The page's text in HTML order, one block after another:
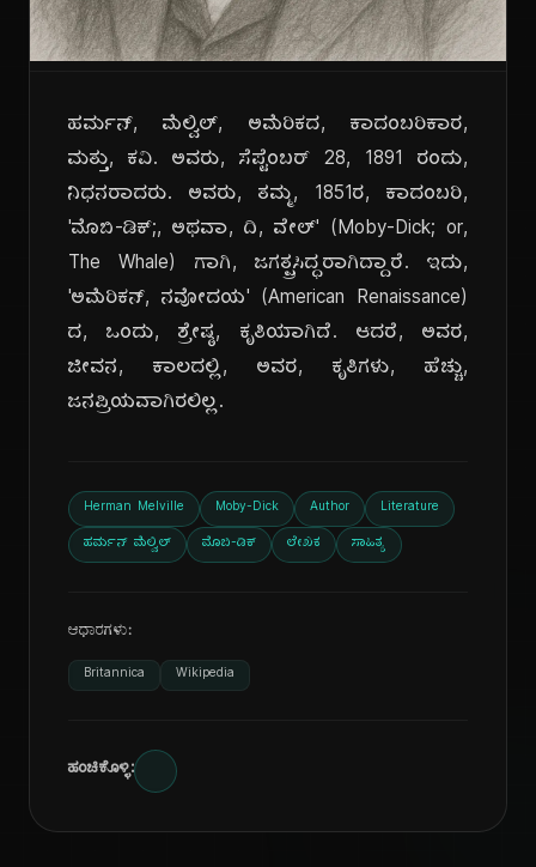
ಹರ್ಮನ್, ಮೆಲ್ವಿಲ್, ಅಮೆರಿಕದ, ಕಾದಂಬರಿಕಾರ,
ಮತ್ತು, ಕವಿ. ಅವರು, ಸೆಪ್ಟೆಂಬರ್ 28, 1891 ರಂದು,
ನಿಧನರಾದರು. ಅವರು, ತಮ್ಮ, 1851ರ, ಕಾದಂಬರಿ,
'ಮೊಬಿ-ಡಿಕ್;, ಅಥವಾ, ದಿ, ವೇಲ್' (Moby-Dick; or,
The Whale) ಗಾಗಿ, ಜಗತ್ಪ್ರಸಿದ್ಧರಾಗಿದ್ದಾರೆ. ಇದು,
'ಅಮೆರಿಕನ್, ನವೋದಯ' (American Renaissance)
ದ, ಒಂದು, ಶ್ರೇಷ್ಠ, ಕೃತಿಯಾಗಿದೆ. ಆದರೆ, ಅವರ,
ಜೀವನ, ಕಾಲದಲ್ಲಿ, ಅವರ, ಕೃತಿಗಳು, ಹೆಚ್ಚು,
ಜನಪ್ರಿಯವಾಗಿರಲಿಲ್ಲ.
Herman Melville Moby-Dick Author Literature
ಹರ್ಮನ್ ಮೆಲ್ವಿಲ್ ಮೊಬಿ-ಡಿಕ್ ಲೇಖಕ ಸಾಹಿತ್ಯ
ಆಧಾರಗಳು:
Britannica Wikipedia
ಹಂಚಿಕೊಳ್ಳಿ: